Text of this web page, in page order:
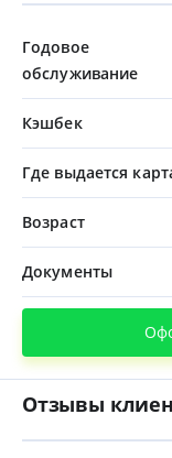
Годовое
обслуживание
Кэшбек
Где выдается
Возраст
Документы
Отзывы